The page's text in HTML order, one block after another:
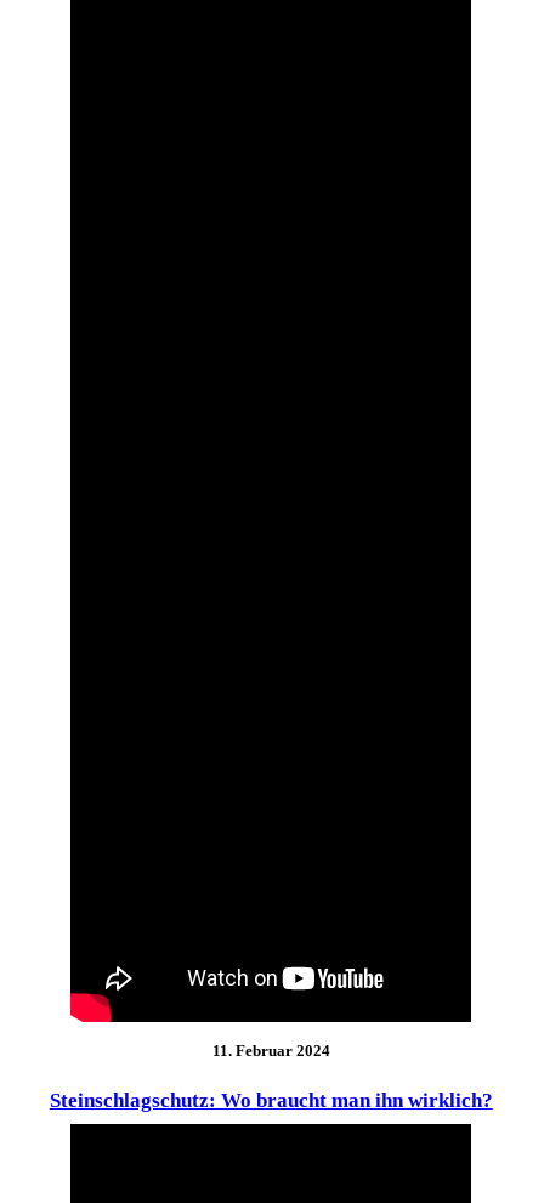
11. Februar 2024
Steinschlagschutz: Wo braucht man ihn wirklich?